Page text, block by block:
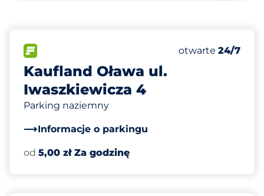
Kaufland Oława ul.
Iwaszkiewicza 4
Parking naziemny
Informacje o parkingu
Liczba miejsc
Całkowita
Czwartek&nbsp
otwarte 24/7
od 5,00 zł Za godzinę